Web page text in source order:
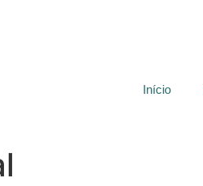
Início